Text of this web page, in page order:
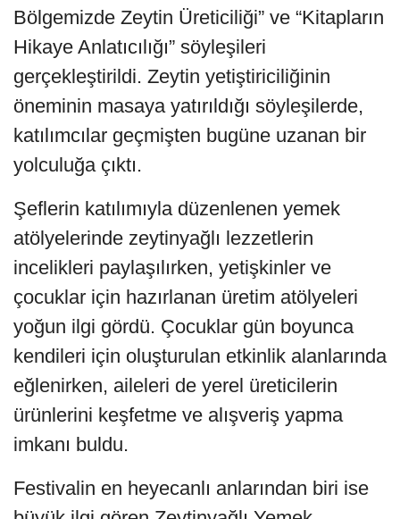
Bölgemizde Zeytin Üreticiliği” ve “Kitapların
Hikaye Anlatıcılığı” söyleşileri
gerçekleştirildi. Zeytin yetiştiriciliğinin
öneminin masaya yatırıldığı söyleşilerde,
katılımcılar geçmişten bugüne uzanan bir
yolculuğa çıktı.
Şeflerin katılımıyla düzenlenen yemek
atölyelerinde zeytinyağlı lezzetlerin
incelikleri paylaşılırken, yetişkinler ve
çocuklar için hazırlanan üretim atölyeleri
yoğun ilgi gördü. Çocuklar gün boyunca
kendileri için oluşturulan etkinlik alanlarında
eğlenirken, aileleri de yerel üreticilerin
ürünlerini keşfetme ve alışveriş yapma
imkanı buldu.
Festivalin en heyecanlı anlarından biri ise